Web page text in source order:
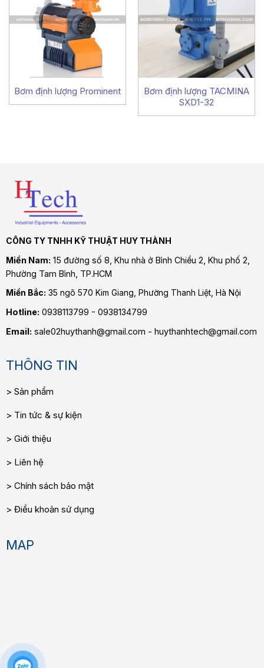
Bơm định lượng Prominent
Bơm định lượng TACMINA
SXD1-32
CÔNG TY TNHH KỸ THUẬT HUY THÀNH
Miền Nam: 15 đường số 8, Khu nhà ở Bình Chiểu 2, Khu phố 2,
Phường Tam Bình , TP.HCM
Miền Bắc: 35 ngõ 570 Kim Giang, Phường Thanh Liệt, Hà Nội
Hotline: 0938113799 - 0938134799
Email: sale02huythanh@gmail.com - huythanhtech@gmail.com
THÔNG TIN
Sản phẩm
Tin tức & sự kiện
Giới thiệu
Liên hệ
Chính sách bảo mật
Điều khoản sử dụng
MAP